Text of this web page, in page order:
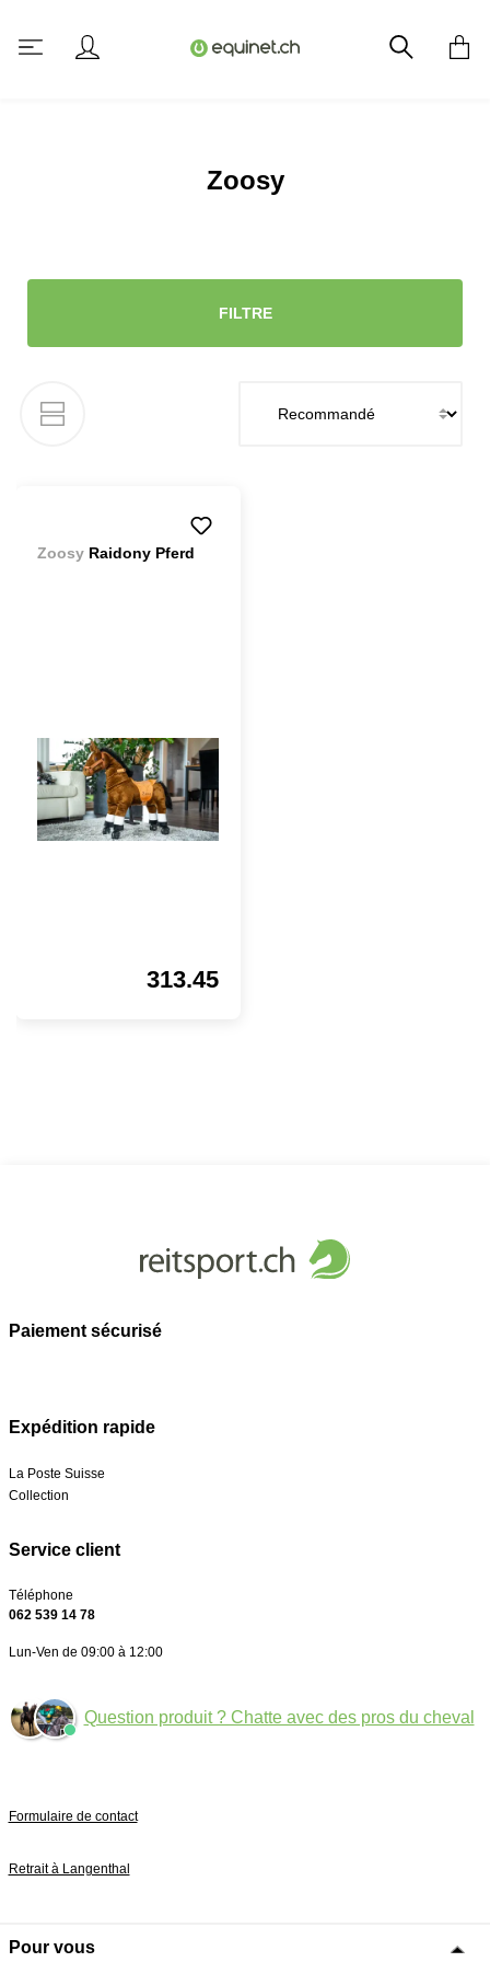
Zoosy
FILTRE
Zoosy Raidony Pferd
313.45
Paiement sécurisé
Expédition rapide
La Poste Suisse
Collection
Service client
Téléphone
062 539 14 78
Lun-Ven de 09:00 à 12:00
Question produit ? Chatte avec des pros du cheval
Formulaire de contact
Retrait à Langenthal
Pour vous